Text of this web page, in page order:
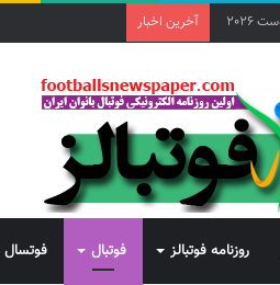
آخرین اخبار
روزنامه فوتبالز فوتبال فوتسال